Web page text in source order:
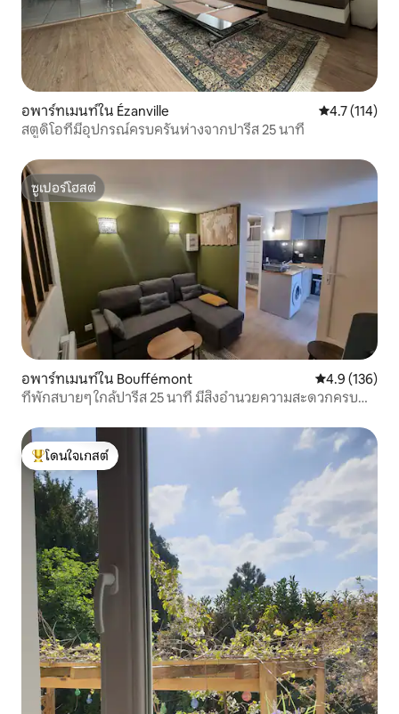
อพาร์ทเมนท์ใน Ézanville คะแนนเฉลี่ย
4.7 (114)
สตูดิโอที่มีอุปกรณ์ครบครันห่างจากปารีส 25 นาที
ซูเปอร์โฮสต์
ซูเปอร์โฮสต์
อพาร์ทเมนท์ใน Bouffémont คะแนนเฉลี่ย
4.9 (136)
ที่พักสบายๆ ใกล้ปารีส 25 นาที มีสิ่งอำนวยความสะดวกครบ
โดนใจเกสต์ที่สุด
โดนใจเกสต์